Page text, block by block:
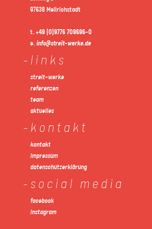
97638 Mellrichstadt
t. +49 (0)9776 709696-0
e. info@streit-werke.de
links
streit-werke
referenzen
team
aktuelles
kontakt
kontakt
impressum
datenschutzerklärung
social media
facebook
instagram